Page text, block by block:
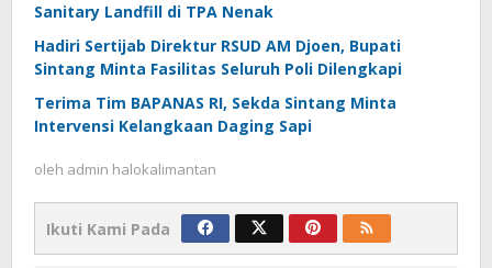
Sanitary Landfill di TPA Nenak
Hadiri Sertijab Direktur RSUD AM Djoen, Bupati
Sintang Minta Fasilitas Seluruh Poli Dilengkapi
Terima Tim BAPANAS RI, Sekda Sintang Minta
Intervensi Kelangkaan Daging Sapi
oleh admin halokalimantan
Ikuti Kami Pada